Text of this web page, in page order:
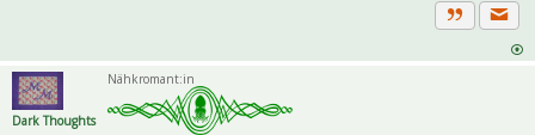
Zitat
Dark Thoughts
Nähkromant:in